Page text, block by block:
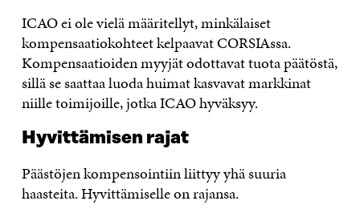
ICAO ei ole vielä määritellyt, minkälaiset
kompensaatiokohteet kelpaavat CORSIAssa.
Kompensaatioiden myyjät odottavat tuota päätöstä,
sillä se saattaa luoda huimat kasvavat markkinat
niille toimijoille, jotka ICAO hyväksyy.
Hyvittämisen rajat
Päästöjen kompensointiin liittyy yhä suuria
haasteita. Hyvittämiselle on rajansa.